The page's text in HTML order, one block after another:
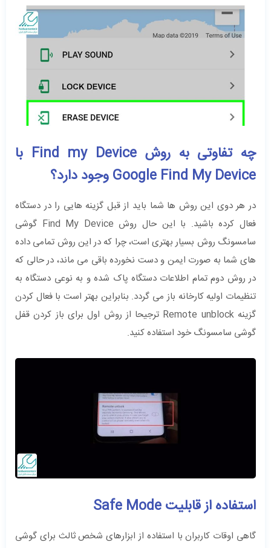
چه تفاوتی به روش Find my Device با
Google Find My Device وجود دارد؟
در هر دوی این روش ها شما باید از قبل گزینه هایی را در دستگاه
فعال کرده باشید. با این حال روش Find My Device گوشی
سامسونگ روش بسیار بهتری است، چرا که در این روش تمامی داده
های شما به صورت ایمن و دست نخورده باقی می ماند، در حالی که
در روش دوم تمام اطلاعات دستگاه پاک شده و به نوعی دستگاه به
تنظیمات اولیه کارخانه باز می گردد. بنابراین بهتر است با فعال کردن
گزینه Remote unblock ترجیحا از روش اول برای باز کردن قفل
گوشی سامسونگ خود استفاده کنید.
استفاده از قابلیت Safe Mode
گاهی اوقات کاربران با استفاده از ابزارهای شخص ثالث برای گوشی